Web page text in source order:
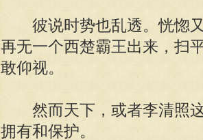
彼说时势也乱透。恍惚又
再无一个西楚霸王出来，扫
敢仰视。
然而天下，或者李清照这
拥有和保护。